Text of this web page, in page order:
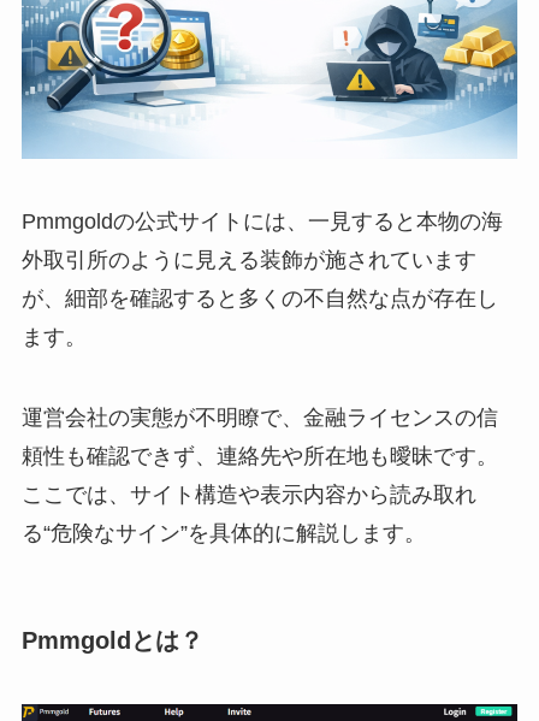
Pmmgoldの公式サイトには、一見すると本物の海
外取引所のように見える装飾が施されています
が、細部を確認すると多くの不自然な点が存在し
ます。
運営会社の実態が不明瞭で、金融ライセンスの信
頼性も確認できず、連絡先や所在地も曖昧です。
ここでは、サイト構造や表示内容から読み取れ
る“危険なサイン”を具体的に解説します。
Pmmgoldとは？